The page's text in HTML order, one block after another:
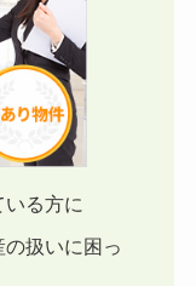
る方に
扱いに困っ